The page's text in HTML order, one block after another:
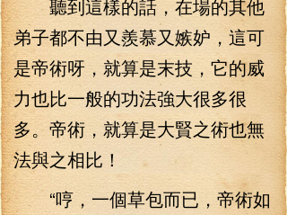
聽到這樣的話，在場的其他
弟子都不由又羨慕又嫉妒，這可
是帝術呀，就算是末技，它的威
力也比一般的功法強大很多很
多。帝術，就算是大賢之術也無
法與之相比！
“哼，一個草包而已，帝術如